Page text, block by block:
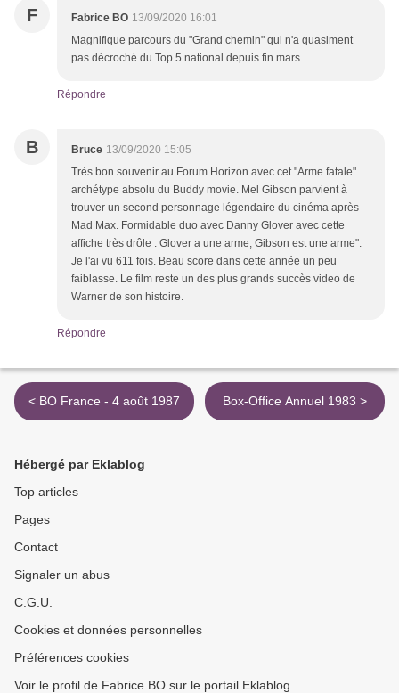
F Fabrice BO 13/09/2020 16:01
Magnifique parcours du "Grand chemin" qui n'a quasiment
pas décroché du Top 5 national depuis fin mars.
Répondre
B Bruce 13/09/2020 15:05
Très bon souvenir au Forum Horizon avec cet "Arme fatale"
archétype absolu du Buddy movie. Mel Gibson parvient à
trouver un second personnage légendaire du cinéma après
Mad Max. Formidable duo avec Danny Glover avec cette
affiche très drôle : Glover a une arme, Gibson est une arme".
Je l'ai vu 611 fois. Beau score dans cette année un peu
faiblasse. Le film reste un des plus grands succès video de
Warner de son histoire.
Répondre
< BO France - 4 août 1987 Box-Office Annuel 1983 >
Hébergé par Eklablog
Top articles
Pages
Contact
Signaler un abus
C.G.U.
Cookies et données personnelles
Préférences cookies
Voir le profil de Fabrice BO sur le portail Eklablog